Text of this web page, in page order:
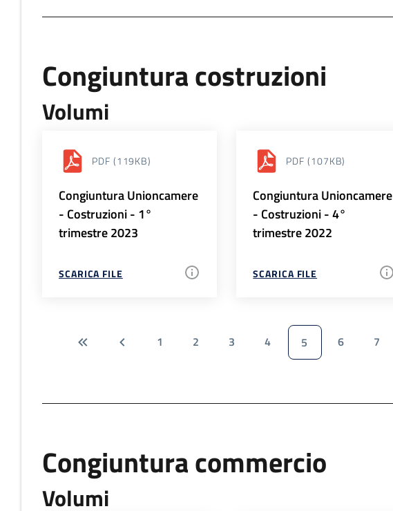
Congiuntura costruzioni
Volumi
PDF (119KB)
Congiuntura Unioncamere
- Costruzioni - 1°
trimestre 2023
SCARICA FILE
PDF (107KB)
Congiuntura Unioncamere
- Costruzioni - 4°
trimestre 2022
SCARICA FILE
1 2 3 4 5 6 7
Congiuntura commercio
Volumi